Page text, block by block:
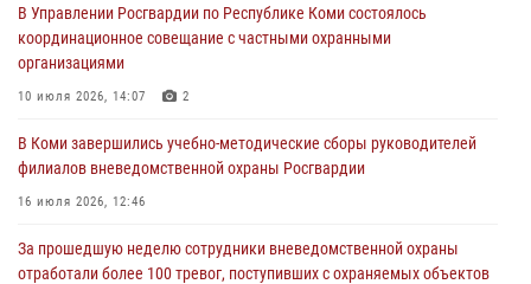
оружие за нарушения
02 августа 2026, 06:17
В Койгородском районе местный житель обратился в Росгвардию
31 июля 2026, 10:55
Временно исполняющий обязанности начальника Управления
31 июля 2026, 06:57 8
В Управлении Росгвардии по Республике Коми состоялось
координационное совещание с частными охранными
организациями
10 июля 2026, 14:07 2
В Коми завершились учебно-методические сборы руководителей
филиалов вневедомственной охраны Росгвардии
16 июля 2026, 12:46
За прошедшую неделю сотрудники вневедомственной охраны
отработали более 100 тревог, поступивших с охраняемых объектов